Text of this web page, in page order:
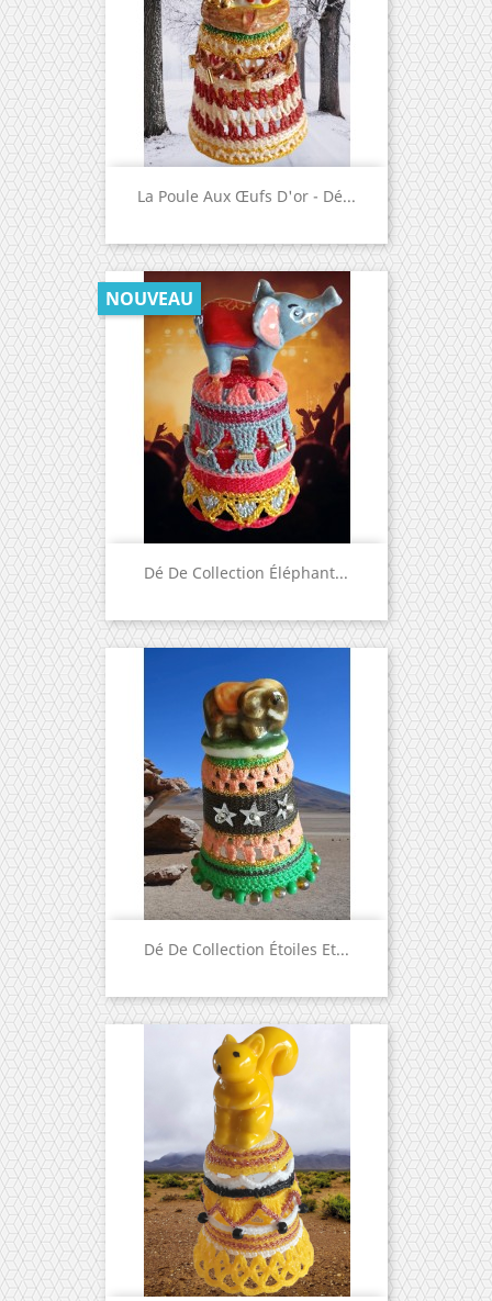
La Poule Aux Œufs D'or - Dé...
Dé De Collection Éléphant...
NOUVEAU
Dé De Collection Étoiles Et...